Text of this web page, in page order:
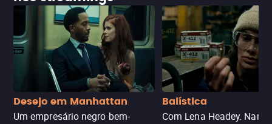
Desejo em Manhattan
Um empresário negro bem-
Balística
Com Lena Headey.